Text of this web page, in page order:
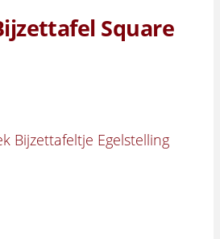
Square